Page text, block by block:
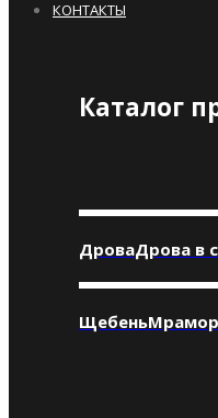
КОНТАКТЫ
Каталог
ДроваДрова в
Щебень